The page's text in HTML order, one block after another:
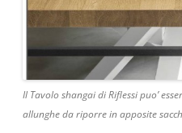
Il Tavolo shangai di Riflessi puo’
allunghe da riporre in apposite